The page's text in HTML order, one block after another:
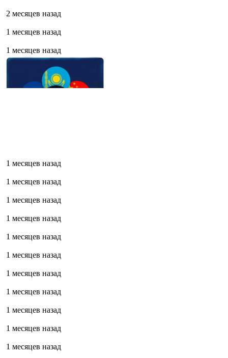
2 месяцев назад
1 месяцев назад
1 месяцев назад
1 месяцев назад
1 месяцев назад
1 месяцев назад
1 месяцев назад
1 месяцев назад
1 месяцев назад
1 месяцев назад
1 месяцев назад
1 месяцев назад
1 месяцев назад
1 месяцев назад